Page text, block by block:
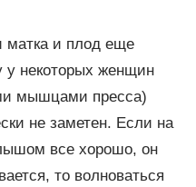
матка и плод еще
у некоторых женщин
мышцами пресса)
не заметен. Если на
все хорошо, он
то волноваться